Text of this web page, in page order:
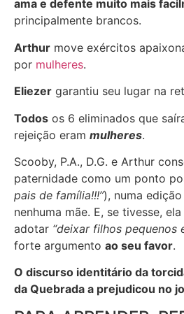
ama e defente muito mais
principalmente brancos.
Arthur move exércitos
por mulheres.
Eliezer garantiu seu lugar na
Todos os 6 eliminados que
rejeição eram mulheres.
Scooby, P.A., D.G. e Arthur
paternidade como um ponto
pais de família!!!”), numa
nenhuma mãe. E, se tivesse,
adotar “deixar filhos pequenos
forte argumento ao seu favor.
O discurso identitário da
da Quebrada a prejudicou no